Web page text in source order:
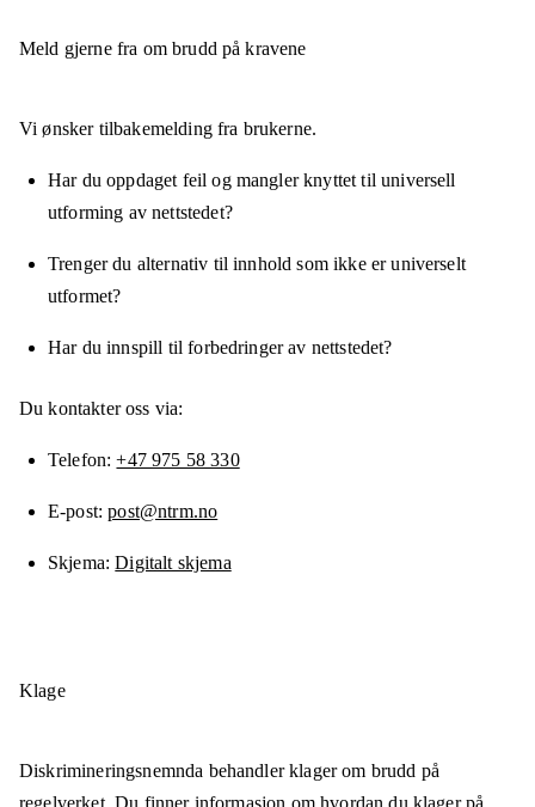
Meld gjerne fra om brudd på kravene
Vi ønsker tilbakemelding fra brukerne.
Har du oppdaget feil og mangler knyttet til universell
utforming av nettstedet?
Trenger du alternativ til innhold som ikke er universelt
utformet?
Har du innspill til forbedringer av nettstedet?
Du kontakter oss via:
Telefon +47 975 58 330
E-post post@ntrm.no
Skjema Digitalt skjema
Klage
Diskrimineringsnemnda behandler klager om brudd på